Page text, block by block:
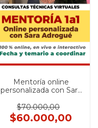
Mentoría online
personalizada con Sara
$70.000,00
$60.000,00